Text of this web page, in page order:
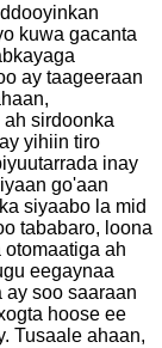
kuwa gacanta
ay taageeraan
sirdoonka
yihiin tiro
inay
go'aan
siyaabo la mid
tababaro, loona
ah
eegaynaa
soo saaraan
hoose ee
Tusaale ahaan,